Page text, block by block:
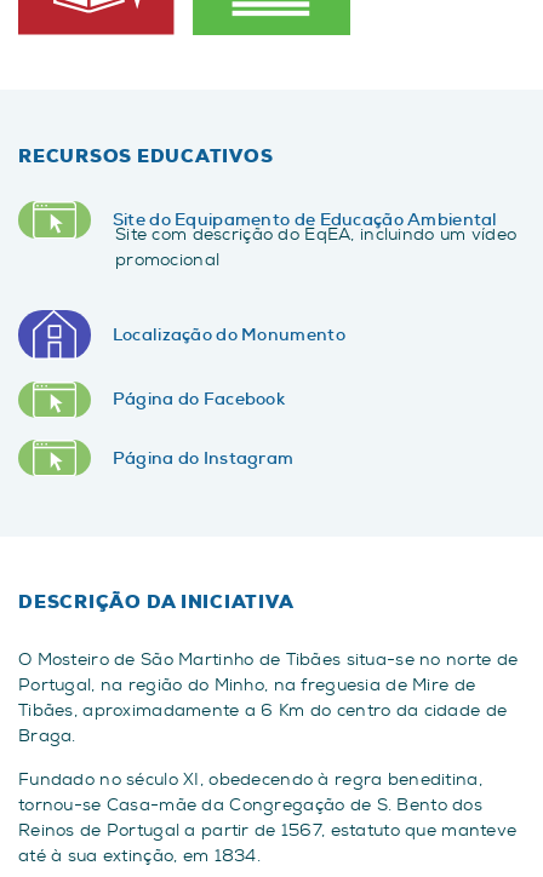
RECURSOS EDUCATIVOS
Site do Equipamento de Educação Ambiental
Site com descrição do EqEA, incluindo um vídeo
promocional
Localização do Monumento
Página do Facebook
Página do Instagram
DESCRIÇÃO DA INICIATIVA
O Mosteiro de São Martinho de Tibães situa-se no norte de
Portugal, na região do Minho, na freguesia de Mire de
Tibães, aproximadamente a 6 Km do centro da cidade de
Braga.
Fundado no século XI, obedecendo à regra beneditina,
tornou-se Casa-mãe da Congregação de S. Bento dos
Reinos de Portugal a partir de 1567, estatuto que manteve
até à sua extinção, em 1834.